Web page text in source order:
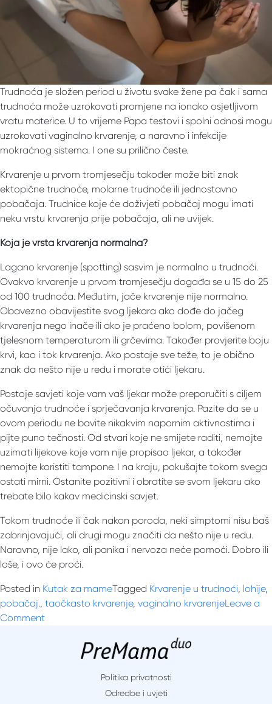
Trudnoća je složen period u životu svake žene pa čak i sama
trudnoća može uzrokovati promjene na ionako osjetljivom
vratu materice. U to vrijeme Papa testovi i spolni odnosi mogu
uzrokovati vaginalno krvarenje, a naravno i infekcije
mokraćnog sistema. I one su prilično česte.
Krvarenje u prvom tromjesečju također može biti znak
ektopične trudnoće, molarne trudnoće ili jednostavno
pobačaja. Trudnice koje će doživjeti pobačaj mogu imati
neku vrstu krvarenja prije pobačaja, ali ne uvijek.
Koja je vrsta krvarenja normalna?
Lagano krvarenje (spotting) sasvim je normalno u trudnoći.
Ovakvo krvarenje u prvom tromjesečju događa se u 15 do 25
od 100 trudnoća. Međutim, jače krvarenje nije normalno.
Obavezno obavijestite svog ljekara ako dođe do jačeg
krvarenja nego inače ili ako je praćeno bolom, povišenom
tjelesnom temperaturom ili grčevima. Također provjerite boju
krvi, kao i tok krvarenja. Ako postaje sve teže, to je obično
znak da nešto nije u redu i morate otići ljekaru.
Postoje savjeti koje vam vaš ljekar može preporučiti s ciljem
očuvanja trudnoće i sprječavanja krvarenja. Pazite da se u
ovom periodu ne bavite nikakvim napornim aktivnostima i
pijte puno tečnosti. Od stvari koje ne smijete raditi, nemojte
uzimati lijekove koje vam nije propisao ljekar, a također
nemojte koristiti tampone. I na kraju, pokušajte tokom svega
ostati mirni. Ostanite pozitivni i obratite se svom ljekaru ako
trebate bilo kakav medicinski savjet.
Tokom trudnoće ili čak nakon poroda, neki simptomi nisu baš
zabrinjavajući, ali drugi mogu značiti da nešto nije u redu.
Naravno, nije lako, ali panika i nervoza neće pomoći. Dobro ili
loše, i ovo će proći.
Posted in Kutak za mameTagged Krvarenje u trudnoći, lohije,
pobačaj., taočkasto krvarenje, vaginalno krvarenjeLeave a
Commenton
trudnoći:
Politika privatnosti
Odredbe i uvjeti